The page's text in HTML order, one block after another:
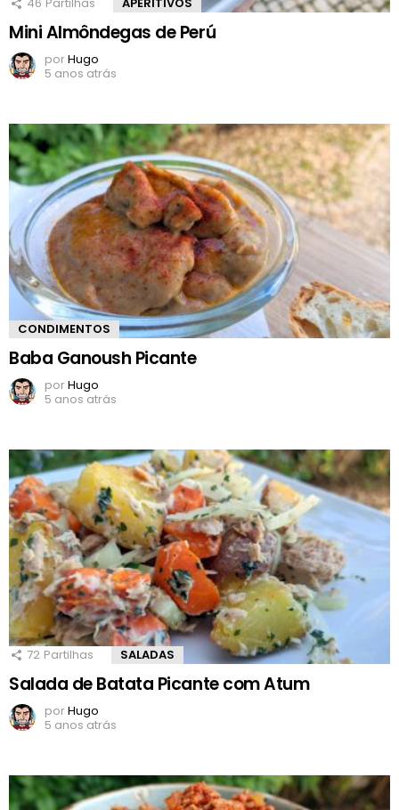
46 Partilhas APERITIVOS
Mini Almôndegas de Perú
porHugo
5 anos atrás
CONDIMENTOS
Baba Ganoush Picante
porHugo
5 anos atrás
72 Partilhas SALADAS
Salada de Batata Picante com Atum
porHugo
5 anos atrás